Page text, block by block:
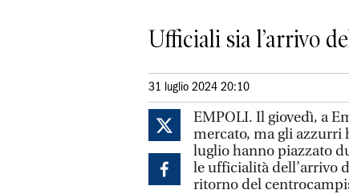
Ufficiali sia l’arrivo
31 luglio 2024 20:10
EMPOLI. Il giovedì, a
mercato, ma gli azzurri
luglio hanno piazzato
le ufficialità dell’arrivo
ritorno del